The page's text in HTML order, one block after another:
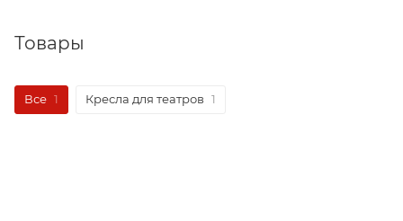
Товары
Все 1 Кресла для театров 1